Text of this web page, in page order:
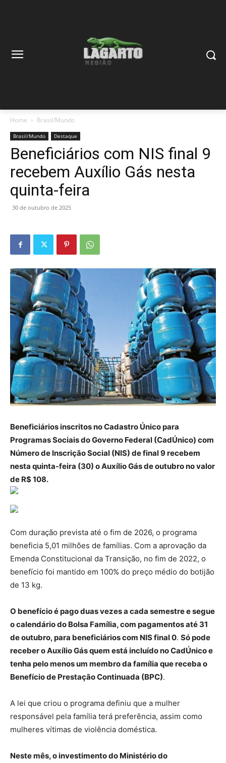
Home Brasil/Mundo
Brasil/Mundo Destaque
Beneficiários com NIS final 9
recebem Auxílio Gás nesta
quinta-feira
30 de outubro de 2025
Beneficiários inscritos no Cadastro Único para
Programas Sociais do Governo Federal (CadÚnico) com
Número de Inscrição Social (NIS) de final 9 recebem
nesta quinta-feira (30) o Auxílio Gás de outubro no valor
de R$ 108.
Com duração prevista até o fim de 2026, o programa
beneficia 5,01 milhões de famílias. Com a aprovação da
Emenda Constitucional da Transição, no fim de 2022, o
benefício foi mantido em 100% do preço médio do botijão
de 13 kg.
O benefício é pago duas vezes a cada semestre e segue
o calendário do Bolsa Família, com pagamentos até 31
de outubro, para beneficiários com NIS final 0. Só pode
receber o Auxílio Gás quem está incluído no CadÚnico e
tenha pelo menos um membro da família que receba o
Benefício de Prestação Continuada (BPC).
A lei que criou o programa definiu que a mulher
responsável pela família terá preferência, assim como
mulheres vítimas de violência doméstica.
Neste mês, o investimento do Ministério do